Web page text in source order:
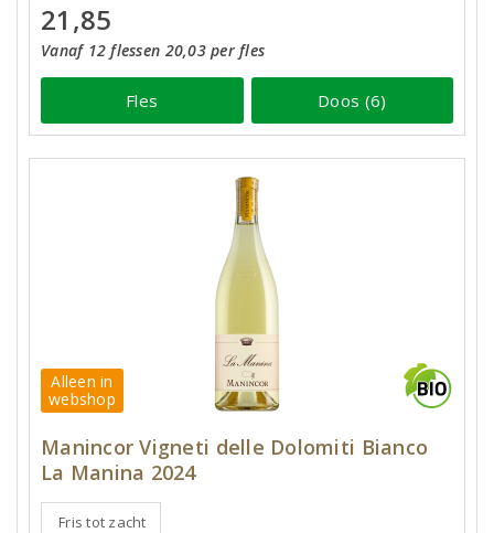
21,85
Vanaf 12 flessen 20,03 per fles
Fles Doos (6)
Alleen in
webshop
Manincor Vigneti delle Dolomiti Bianco
La Manina 2024
Fris tot zacht